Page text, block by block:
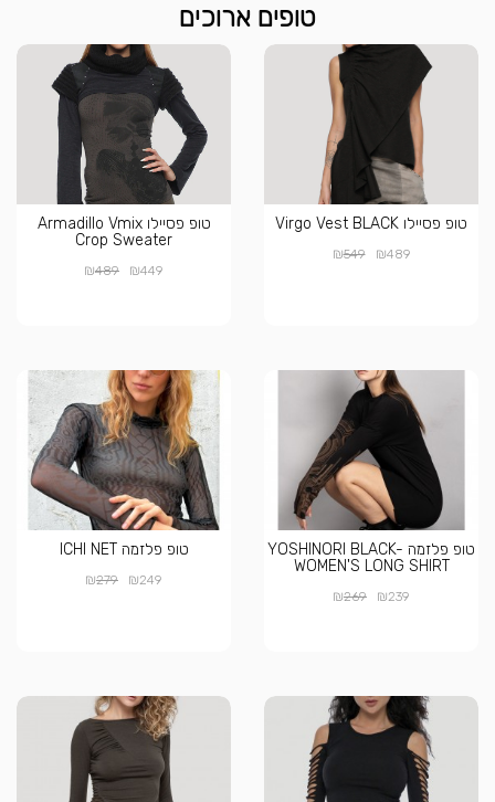
טופים ארוכים
טופ פסיילו Virgo Vest BLACK
₪489
₪549
טופ פסיילו Armadillo Vmix
Crop Sweater
₪449
₪489
טופ פלזמה YOSHINORI BLACK-
WOMEN'S LONG SHIRT
₪239
₪269
טופ פלזמה ICHI NET
₪249
₪279